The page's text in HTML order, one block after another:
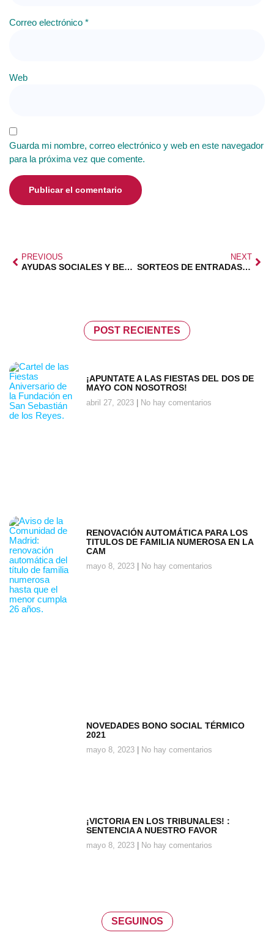
Correo electrónico *
Web
Guarda mi nombre, correo electrónico y web en este navegador
para la próxima vez que comente.
PREVIOUS
AYUDAS SOCIALES Y BECAS
NEXT
SORTEOS DE ENTRADAS FEDMA
POST RECIENTES
¡APUNTATE A LAS FIESTAS DEL DOS DE
MAYO CON NOSOTROS!
abril 27, 2023 No hay comentarios
RENOVACIÓN AUTOMÁTICA PARA LOS
TITULOS DE FAMILIA NUMEROSA EN LA
CAM
mayo 8, 2023 No hay comentarios
NOVEDADES BONO SOCIAL TÉRMICO
2021
mayo 8, 2023 No hay comentarios
¡VICTORIA EN LOS TRIBUNALES! :
SENTENCIA A NUESTRO FAVOR
mayo 8, 2023 No hay comentarios
SEGUINOS